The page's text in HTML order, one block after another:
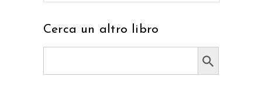
Cerca un altro libro
Search Button